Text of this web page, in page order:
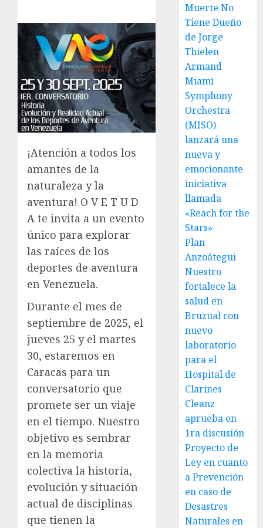
¡Atención a todos los
amantes de la
naturaleza y la
aventura! O V E T U D
A te invita a un evento
único para explorar
las raíces de los
deportes de aventura
en Venezuela.
Durante el mes de
septiembre de 2025, el
jueves 25 y el martes
30, estaremos en
Caracas para un
conversatorio que
promete ser un viaje
en el tiempo. Nuestro
objetivo es sembrar
en la memoria
colectiva la historia,
evolución y situación
actual de disciplinas
que tienen la
Muerte No
Tiene Dueño
de Jorge
Thielen
Armand
Miami
Symphony
Orchestra
(MISO)
lanzará una
nueva y
emocionante
iniciativa
llamada
«Reach for the
Stars»
Plan
Anzoátegui
Nuestro
fortalece la
salud en
Bruzual con
nuevo
laboratorio
para el
Hospital de
Clarines
Cleanz
aprueba en
1ra discusión
Proyecto de
Ley en cuanto
a Prevención
en caso de
Desastres
Naturales en